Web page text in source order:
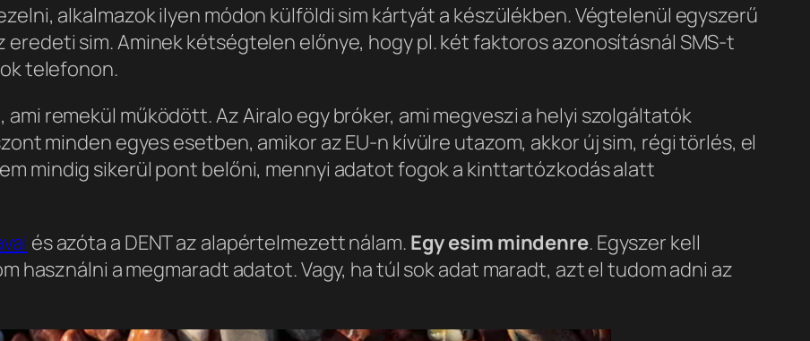
alkalmazok ilyen módon külföldi sim kártyát a készülékben. Végtelenül egyszerű
eredeti sim. Aminek kétségtelen előnye, hogy pl. két faktoros azonosításnál SMS-t
telefonon.
remekül működött. Az Airalo egy bróker, ami megveszi a helyi szolgáltatók
minden egyes esetben, amikor az EU-n kívülre utazom, akkor új sim, régi törlés, el
mindig sikerül pont belőni, mennyi adatot fogok a kinttartózkodás alatt
és azóta a DENT az alapértelmezett nálam. Egy esim mindenre. Egyszer kell
használni a megmaradt adatot. Vagy, ha túl sok adat maradt, azt el tudom adni az